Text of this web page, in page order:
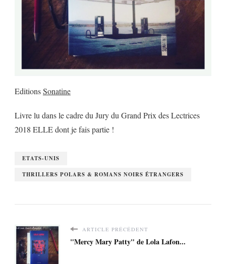
EditionsSonatine
Livre lu dans le cadre du Jury du Grand Prix des Lectrices
2018 ELLE dont je fais partie !
ETATS-UNIS
THRILLERS POLARS & ROMANS NOIRS ÉTRANGERS
ARTICLE PRÉCÉDENT
"Mercy Mary Patty" de Lola Lafon...